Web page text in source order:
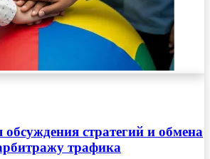
обсуждения стратегий и обмена
трафика